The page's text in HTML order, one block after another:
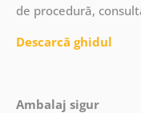
de procedură,
Descarcă ghidul
Ambalaj sigur